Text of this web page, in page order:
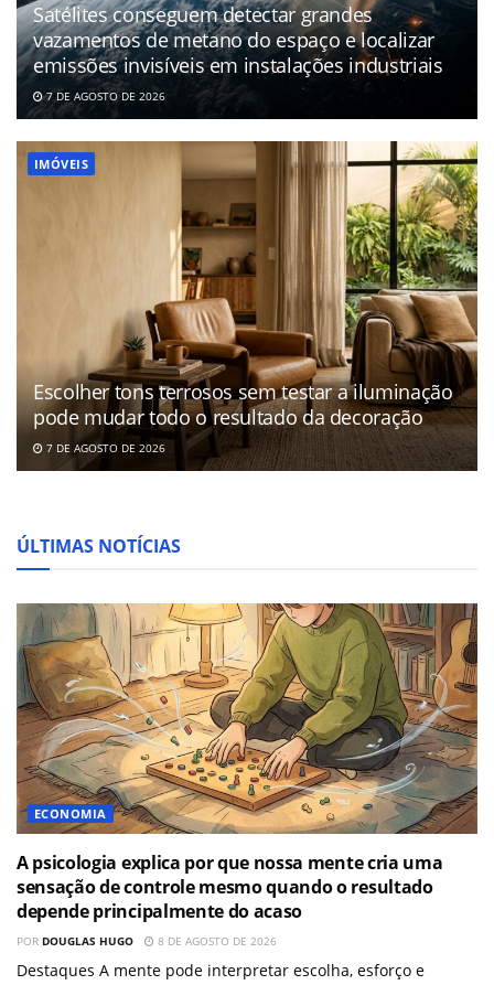
Satélites conseguem detectar grandes
vazamentos de metano do espaço e localizar
emissões invisíveis em instalações industriais
7 DE AGOSTO DE 2026
IMÓVEIS
Escolher tons terrosos sem testar a iluminação
pode mudar todo o resultado da decoração
7 DE AGOSTO DE 2026
ÚLTIMAS NOTÍCIAS
ECONOMIA
A psicologia explica por que nossa mente cria uma
sensação de controle mesmo quando o resultado
depende principalmente do acaso
POR DOUGLAS HUGO 8 DE AGOSTO DE 2026
Destaques A mente pode interpretar escolha, esforço e